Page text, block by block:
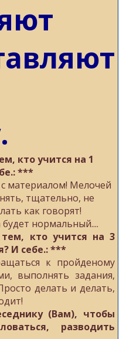
кто учится на 1
***
материалом! Мелочей
тщательно, не
как говорят!
нормальный....
кто учится на 3
И себе.: ***
к пройденому
выполнять задания,
делать и делать,
(Вам), чтобы
разводить